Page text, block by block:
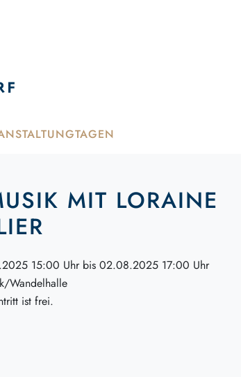
TAGEN
MIT LORAINE
15:00 Uhr bis 02.08.2025 17:00 Uhr
Wandelhalle
ist frei.